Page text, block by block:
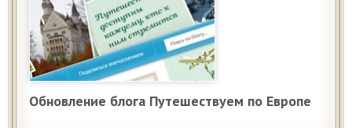
Обновление блога Путешествуем по Европе